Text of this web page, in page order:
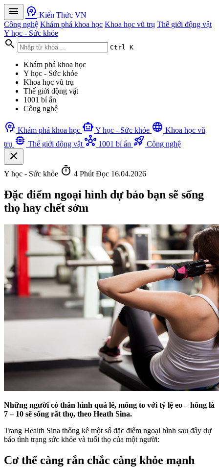
menu psychology Kiến Thức VN
Công nghệ Khám phá khoa học Khoa học vũ trụ Thế giới động vật
Y học - Sức khỏe
search Ctrl K
Khám phá khoa học
Y học - Sức khỏe
Khoa học vũ trụ
Thế giới động vật
1001 bí ẩn
Công nghệ
psychology Khám phá khoa học smart_toy Y học - Sức khỏe language Khoa học vũ
trụ memory Thế giới động vật hub 1001 bí ẩn rocket_launch Công nghệ
close
Y học - Sức khỏe timer 4 Phút Đọc 16.04.2026
Đặc điểm ngoại hình dự báo bạn sẽ sống
thọ hay chết sớm
Những người có thân hình quả lê, mông to với tỷ lệ eo – hông là
7 – 10 sẽ sống rất thọ, theo Heath Sina.
Trang Health Sina thống kê một số đặc điểm ngoại hình sau đây dự
báo tình trạng sức khỏe và tuổi thọ của một người:
Cơ thể càng rắn chắc càng khỏe mạnh